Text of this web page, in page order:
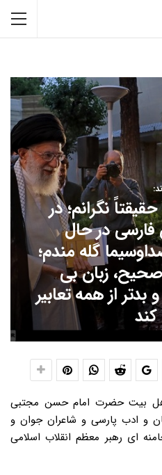
نگرانم؛ در
فارسی در حال
گله مندم؛
زبان بی
از همه تعابیر
بیت حضرت امام حسن مجتبی
و ادب پارسی و شاعران جوان و
ای رهبر معظم انقلاب اسلامی